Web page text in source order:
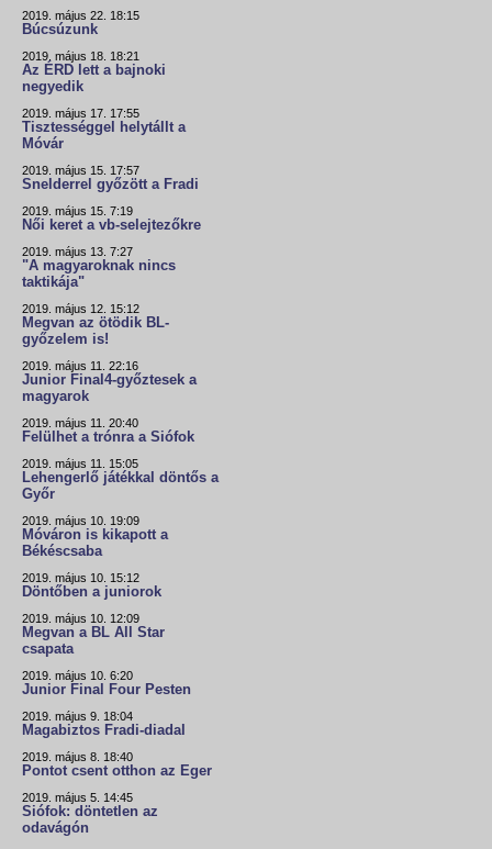
2019. május 22. 18:15
Búcsúzunk
2019. május 18. 18:21
Az ÉRD lett a bajnoki
negyedik
2019. május 17. 17:55
Tisztességgel helytállt a
Móvár
2019. május 15. 17:57
Snelderrel győzött a Fradi
2019. május 15. 7:19
Női keret a vb-selejtezőkre
2019. május 13. 7:27
"A magyaroknak nincs
taktikája"
2019. május 12. 15:12
Megvan az ötödik BL-
győzelem is!
2019. május 11. 22:16
Junior Final4-győztesek a
magyarok
2019. május 11. 20:40
Felülhet a trónra a Siófok
2019. május 11. 15:05
Lehengerlő játékkal döntős a
Győr
2019. május 10. 19:09
Móváron is kikapott a
Békéscsaba
2019. május 10. 15:12
Döntőben a juniorok
2019. május 10. 12:09
Megvan a BL All Star
csapata
2019. május 10. 6:20
Junior Final Four Pesten
2019. május 9. 18:04
Magabiztos Fradi-diadal
2019. május 8. 18:40
Pontot csent otthon az Eger
2019. május 5. 14:45
Siófok: döntetlen az
odavágón